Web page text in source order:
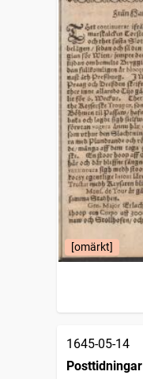
[omärkt]
1645-05-14
Posttidningar